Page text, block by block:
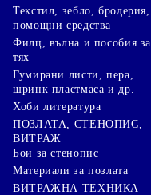
Текстил, зебло, бродерия,
помощни средства
Филц, вълна и пособия за
тях
Гумирани листи, пера,
шринк пластмаса и др.
Хоби литература
ПОЗЛАТА, СТЕНОПИС,
ВИТРАЖ
Бои за стенопис
Материали за позлата
ВИТРАЖНА ТЕХНИКА